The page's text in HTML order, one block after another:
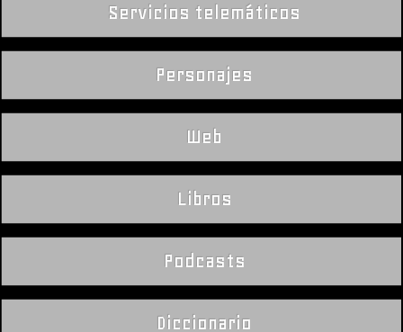
Servicios telemáticos
Personajes
Web
Libros
Podcasts
Diccionario